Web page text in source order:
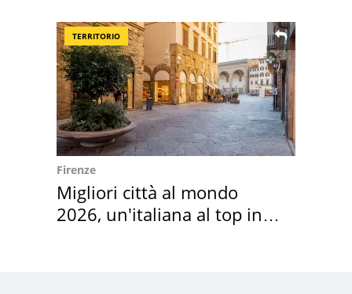
TERRITORIO
Firenze
Migliori città al mondo
2026, un'italiana al top in